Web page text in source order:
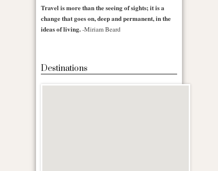
Travel is more than the seeing of sights; it is a
change that goes on, deep and permanent, in the
ideas of living.-Miriam Beard
Destinations